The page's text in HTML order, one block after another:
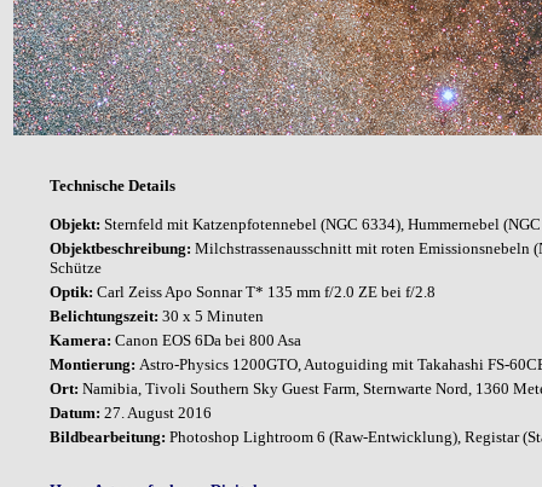
Technische Details
Objekt: Sternfeld mit Katzenpfotennebel (NGC 6334), Hummernebel
Objektbeschreibung: Milchstrassenausschnitt mit roten Emissionsnebeln (
Schütze
Optik: Carl Zeiss Apo Sonnar T* 135 mm f/2.0 ZE bei f/2.8
Belichtungszeit: 30 x 5 Minuten
Kamera: Canon EOS 6Da bei 800 Asa
Montierung: Astro-Physics 1200GTO, Autoguiding mit Takahashi FS-
Ort: Namibia, Tivoli Southern Sky Guest Farm, Sternwarte Nord, 1360
Datum: 27. August 2016
Bildbearbeitung: Photoshop Lightroom 6 (Raw-Entwicklung), Registar